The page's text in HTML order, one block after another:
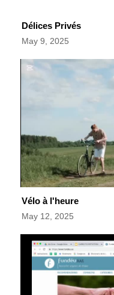
Délices Privés
May 9, 2025
Vélo à l'heure
May 12, 2025